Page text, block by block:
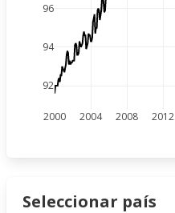
2000 2004 2008 2012
92
94
96
Seleccionar país